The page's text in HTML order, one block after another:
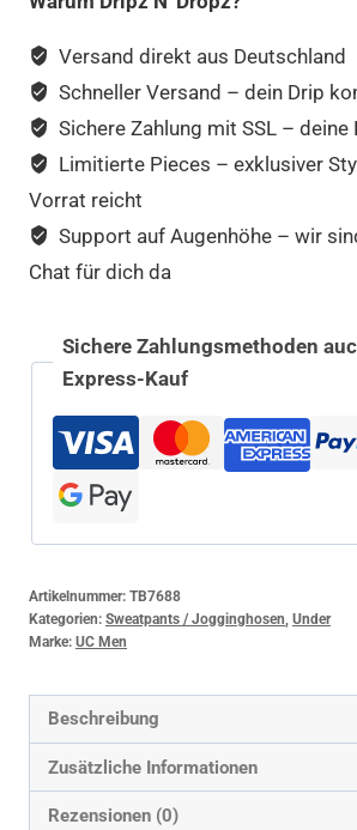
Versand direkt aus Deutschland
Schneller Versand – dein Drip
Sichere Zahlung mit SSL – deine
Limitierte Pieces – exklusiver
Vorrat reicht
Support auf Augenhöhe – wir
Chat für dich da
Sichere Zahlungsmethoden
Express-Kauf
Artikelnummer: TB7688
Kategorien: Sweatpants / Jogginghosen Under
Marke: UC Men
Beschreibung
Zusätzliche Informationen
Rezensionen (0)